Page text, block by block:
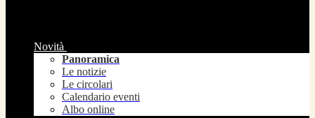
Novità
Panoramica
Le notizie
Le circolari
Calendario eventi
Albo online